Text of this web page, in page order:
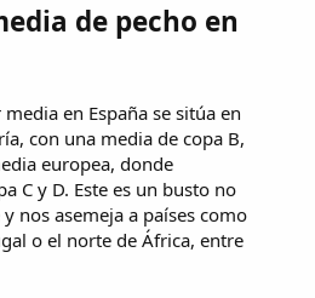
de pecho en
en España se sitúa en
con una media de copa B,
europea, donde
C y D. Este es un busto no
nos asemeja a países como
o el norte de África, entre